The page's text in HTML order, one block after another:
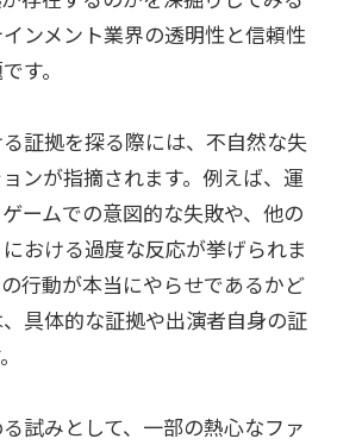
ンメント業界の透明性と信頼性
す。
証拠を探る際には、不自然な失
ンが指摘されます。例えば、運
ームでの意図的な失敗や、他の
おける過度な反応が挙げられま
行動が本当にやらせであるかど
具体的な証拠や出演者自身の証
試みとして、一部の熱心なファ